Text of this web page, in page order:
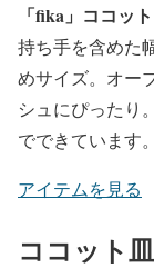
「fika」ココット
持ち手を含めた
めサイズ。オー
シュにぴったり
でできています。
アイテムを見る
ココット